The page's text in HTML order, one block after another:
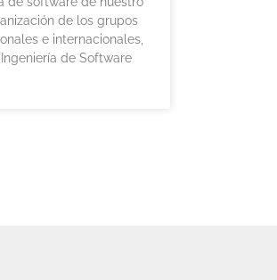
de los grupos
e internacionales,
de Software